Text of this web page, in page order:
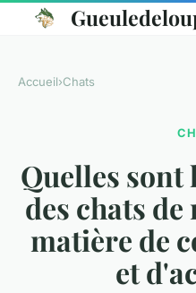
Accueil›Chats
Quelles sont
des chats
matière de
et